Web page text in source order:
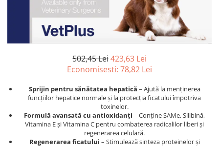
Afecțiuni hepatice
Afecțiuni neurologice
Afecțiuni oftalmice
Afecțiuni oncologice
Afecțiuni renale și urinare
Suplimente
Vitamine și minerale
Afecțiuni hepatice
Afecțiuni neurologice
Afecțiuni oftalmice
Afecțiuni oncologice
Afecțiuni respiratorii
Suplimente
Vitamine și minerale
502,45 Lei423,63 Lei
Economisesti: 78,82 Lei
Sprijin pentru sănătatea hepatică – Ajută la menținerea
funcțiilor hepatice normale și la protecția ficatului împotriva
toxinelor.
Formulă avansată cu antioxidanți – Conține SAMe, Silibină,
Vitamina E și Vitamina C pentru combaterea radicalilor liberi și
regenerarea celulară.
Regenerarea ficatului – Stimulează sinteza proteinelor și